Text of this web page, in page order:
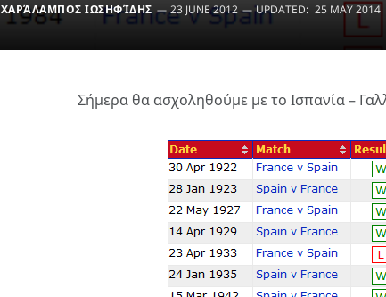
ΧΑΡΆΛΑΜΠΟΣ ΙΩΣΗΦΊΔΗΣ 23 JUNE 2012 UPDATED: 25 MAY 2014
Σήμερα θα ασχοληθούμε με το Ισπανία –